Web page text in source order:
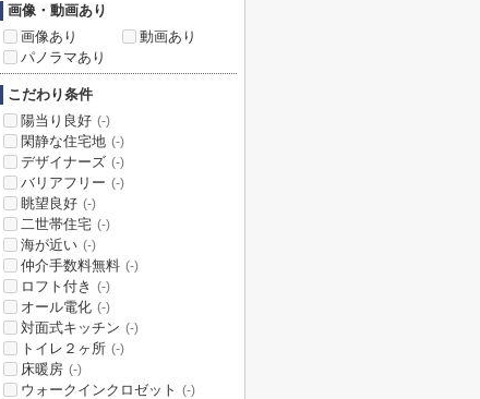
画像・動画あり
画像あり
動画あり
パノラマあり
こだわり条件
陽当り良好 (-)
閑静な住宅地 (-)
デザイナーズ (-)
バリアフリー (-)
眺望良好 (-)
二世帯住宅 (-)
海が近い (-)
仲介手数料無料 (-)
ロフト付き (-)
オール電化 (-)
対面式キッチン (-)
トイレ２ヶ所 (-)
床暖房 (-)
ウォークインクロゼット (-)